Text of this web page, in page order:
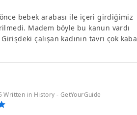
bebek arabası ile içeri girdiğimiz
Madem böyle bu kanun vardı
çalışan kadının tavrı çok kaba
Written in History - GetYourGuide